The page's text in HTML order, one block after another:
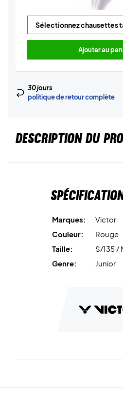
Ajouter au
30 jours
politique de retour complète
DESCRIPTION DU
Marques:
Victor
Couleur:
Rouge
Taille:
S/135 /
Genre:
Junior